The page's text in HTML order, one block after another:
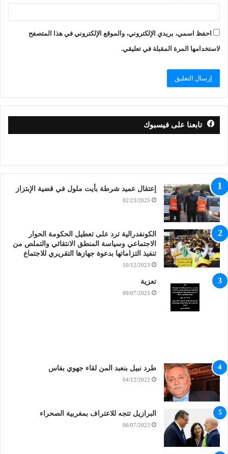
احفظ اسمي، بريدي الإلكتروني، والموقع الإلكتروني في هذا المتصفح
لاستخدامها المرة المقبلة في تعليقي.
تابعنا على فيسبوك
إعتقال عميد شرطة بأيت ملول في قضية الإبتزاز
02/23/2025
الكونفدرالية ترد على تعطيل الحكومة الحوار
الاجتماعي وسياسة المنطق الانتقائي والتملص من
تنفيذ التزاماتها بدعوة جهازها التقريري للاجتماع
10/12/2023
تعزية
09/07/2025
طرد نبيل بنعبد المن لقاء جهوي بفاس
04/12/2022
البرازيل تتجه للاعتراف بمغربية الصحراء
06/07/2023